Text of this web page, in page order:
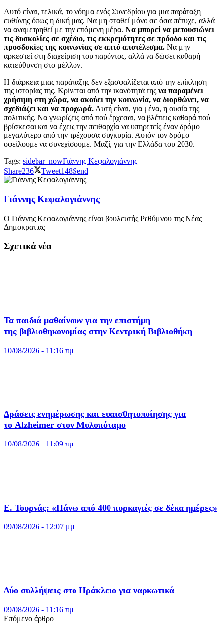
Αυτό είναι, τελικά, το νόημα ενός Συνεδρίου για μια παράταξη
ευθύνης όπως η δική μας. Να μη σταθεί μόνο σε όσα πέτυχε, αλλά
να αναμετρηθεί με την επόμενη μέρα. Να μπορεί να μετουσιώνει
τις δυσκολίες σε σχέδιο, τις εκκρεμότητες σε πρόοδο και τις
προσδοκίες της κοινωνίας σε απτό αποτέλεσμα. Να μην
αρκεστεί στη διαχείριση του παρόντος, αλλά να δώσει καθαρή
κατεύθυνση στο μέλλον.
Η διάρκεια μιας παράταξης δεν εξασφαλίζεται από την επίκληση
της ιστορίας της. Κρίνεται από την ικανότητά της να παραμένει
χρήσιμη στη χώρα, να ακούει την κοινωνία, να διορθώνει, να
σχεδιάζει και να προχωρά. Αυτή είναι, για μένα, η ουσία της
πολιτικής. Να γνωρίζεις από πού έρχεσαι, να βλέπεις καθαρά πού
βρίσκεσαι και να έχεις την πειθαρχία να υπηρετείς έναν δρόμο
μεγαλύτερο από την τρέχουσα συγκυρία. Αυτόν τον δρόμο
οφείλουμε να συνεχίσουμε. Μαζί, για την Ελλάδα του 2030.
Tags: sidebar_nowΓιάννης Κεφαλογιάννης
Share236 Tweet148Send
Γιάννης Κεφαλογιάννης
Ο Γιάννης Κεφαλογιάννης είναι βουλευτής Ρεθύμνου της Νέας
Δημοκρατίας
Σχετικά νέα
Τα παιδιά μαθαίνουν για την επιστήμη
της βιβλιοθηκονομίας στην Κεντρική Βιβλιοθήκη
10/08/2026 - 11:16 πμ
Δράσεις ενημέρωσης και ευαισθητοποίησης για
το Alzheimer στον Μυλοπόταμο
10/08/2026 - 11:09 πμ
Ε. Τουρνάς: «Πάνω από 400 πυρκαγιές σε δέκα ημέρες»
09/08/2026 - 12:07 μμ
Δύο συλλήψεις στο Ηράκλειο για ναρκωτικά
09/08/2026 - 11:16 πμ
Επόμενο άρθρο